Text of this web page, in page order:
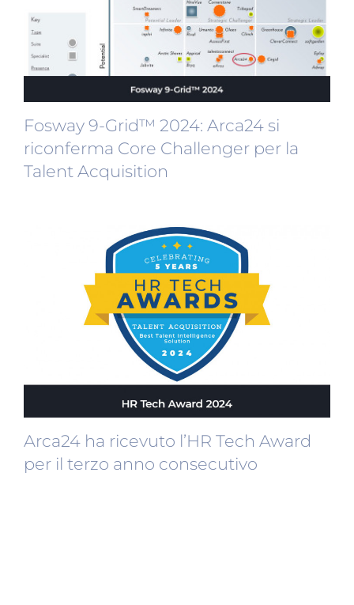
Fosway 9-Grid™ 2024: Arca24 si
riconferma Core Challenger per la
Talent Acquisition
Arca24 ha ricevuto l’HR Tech Award
per il terzo anno consecutivo